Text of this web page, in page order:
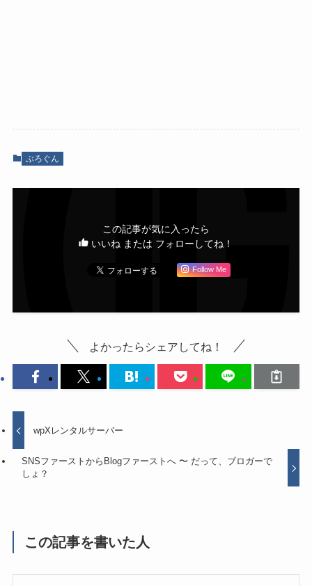
ぶろぐん
この記事が気に入ったら
いいね または フォローしてね！
Follow Me
よかったらシェアしてね！
wpXレンタルサーバー
SNSファーストからBlogファーストへ 〜 だって、ブロガーで
しょ？
この記事を書いた人